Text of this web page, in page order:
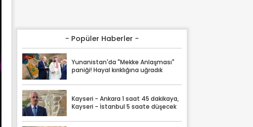
- Popüler Haberler -
Yunanistan'da "Mekke Anlaşması"
paniği! Hayal kırıklığına uğradık
Kayseri - Ankara 1 saat 45 dakikaya,
Kayseri - İstanbul 5 saate düşecek